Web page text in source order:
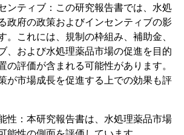
ンティブ：この研究報告書では、水処
政府の政策およびインセンティブの影
。これには、規制の枠組み、補助金、
、および水処理薬品市場の促進を目的
の評価が含まれる可能性があります。
が市場成長を促進する上での効果も評
性：本研究報告書は、水処理薬品市場